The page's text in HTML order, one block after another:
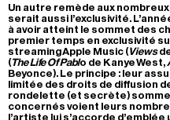
Un autre remède aux
serait aussi l’exclusivité.
à avoir atteint le sommet des
premier temps en exclusivité
streaming Apple Music (Views
(The Life Of Pablo de Kanye West,
Beyonce). Le principe : leur
limitée des droits de diffusion
rondelette (et secrète) somme
concernés voient leurs
l’artiste lui s’accorde